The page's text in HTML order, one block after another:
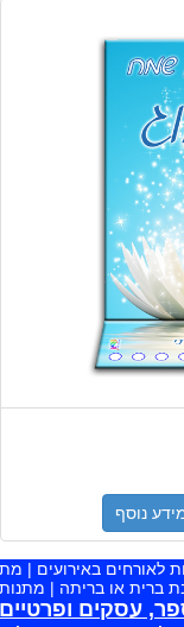
נוסף
לאורחים באירועים |
ברית או בריתה |
עסקים ופרטיים